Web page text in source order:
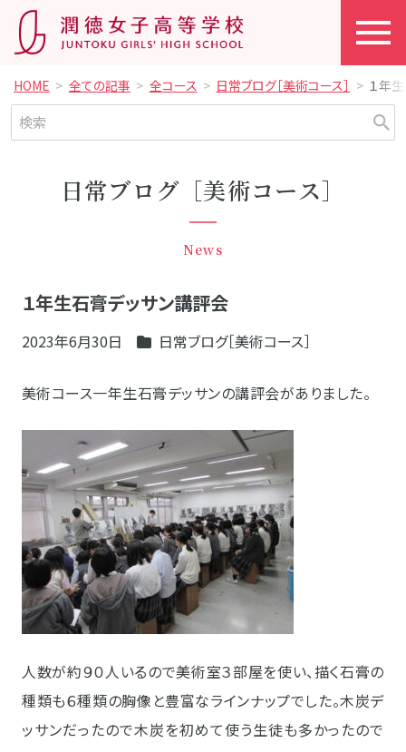
HOME 全ての記事 全コース 日常ブログ［美術コース］ １年
日常ブログ［美術コース］
News
１年生石膏デッサン講評会
2023年6月30日 日常ブログ［美術コース］
美術コース一年生石膏デッサンの講評会がありました。
人数が約９０人いるので美術室３部屋を使い、描く石膏の
種類も６種類の胸像と豊富なラインナップでした。木炭デ
ッサンだったので木炭を初めて使う生徒も多かったので